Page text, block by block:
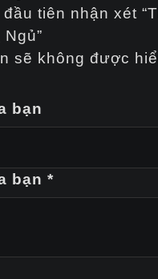
tiên nhận xét
sẽ không được
bạn
bạn *